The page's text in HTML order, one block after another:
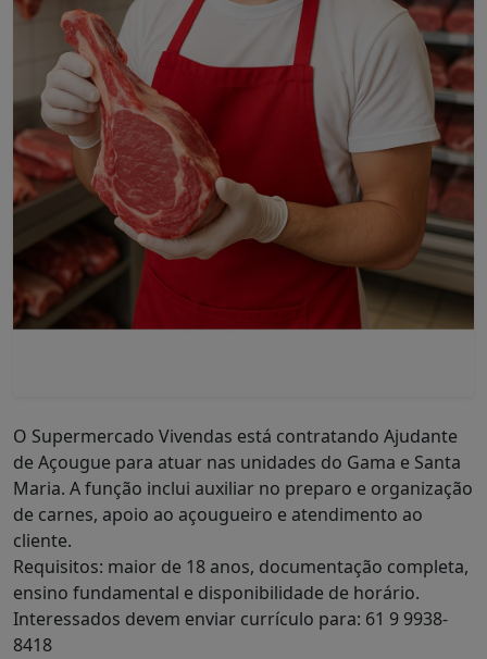
O Supermercado Vivendas está contratando Ajudante
de Açougue para atuar nas unidades do Gama e Santa
Maria. A função inclui auxiliar no preparo e organização
de carnes, apoio ao açougueiro e atendimento ao
cliente.
Requisitos: maior de 18 anos, documentação completa,
ensino fundamental e disponibilidade de horário.
Interessados devem enviar currículo para: 61 9 9938-
8418